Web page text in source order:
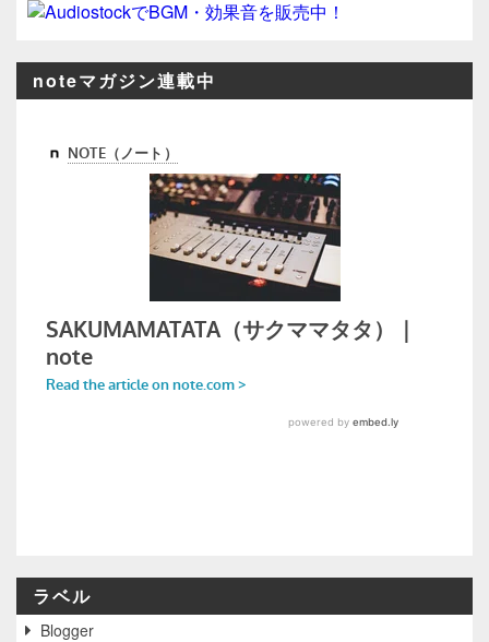
noteマガジン連載中
ラベル
Blogger